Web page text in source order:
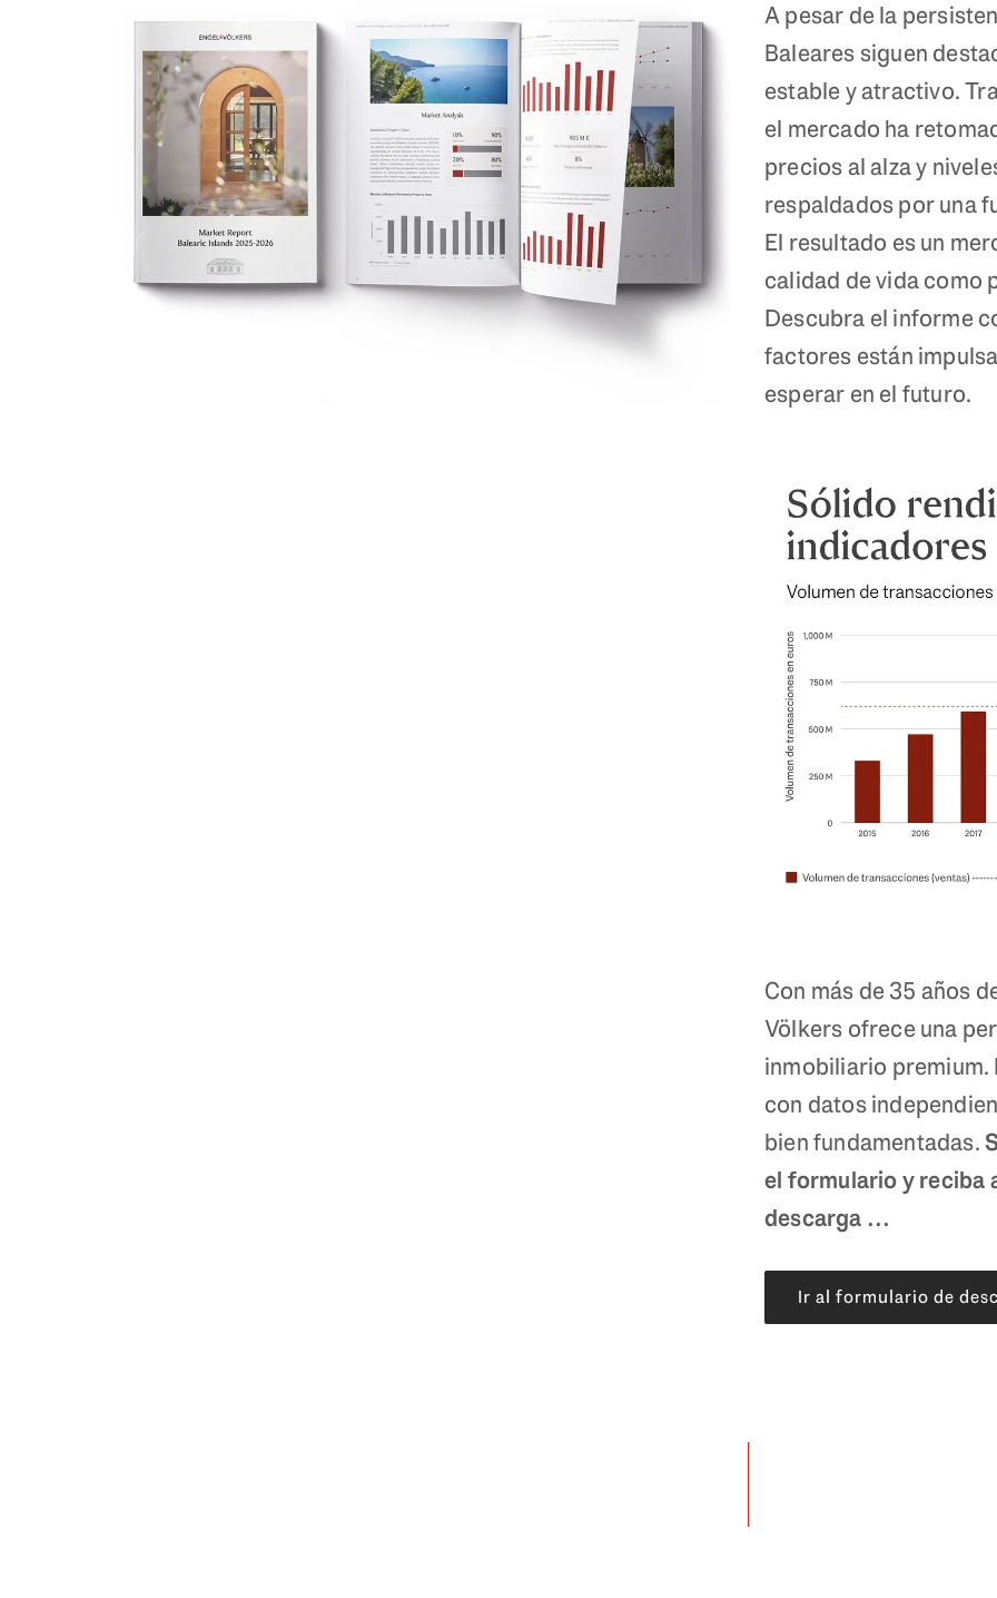
A pesar de la
Baleares siguen
estable y atractivo.
el mercado ha
precios al alza y
respaldados por una
El resultado es un
calidad de vida como
Descubra el informe
factores están
esperar en el futuro.
Con más de 35 años
Völkers ofrece una
inmobiliario premium.
con datos
bien fundamentadas.
el formulario y reciba
descarga …
Ir al formulario de